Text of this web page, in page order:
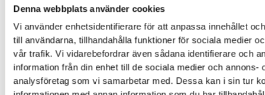
Denna webbplats använder cookies
Vi använder enhetsidentifierare för att anpassa innehållet
till användarna, tillhandahålla funktioner för sociala medier
vår trafik. Vi vidarebefordrar även sådana identifierare och
information från din enhet till de sociala medier och annons-
analysföretag som vi samarbetar med. Dessa kan i sin tur
iphone 15
iphone
xiaomi redmi